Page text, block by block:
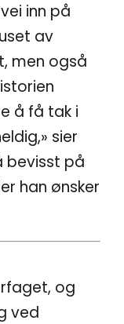
inn på
av
men også
å få tak i
sier
bevisst på
han ønsker
og
ved